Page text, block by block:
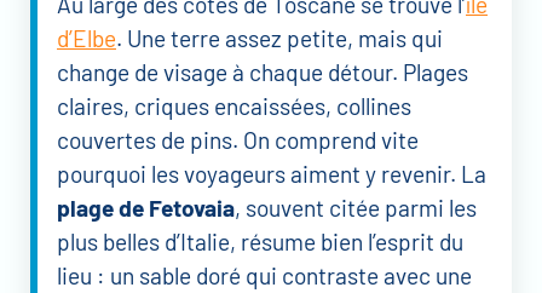
d’Elbe. Une terre assez petite, mais qui
change de visage à chaque détour. Plages
claires, criques encaissées, collines
couvertes de pins. On comprend vite
pourquoi les voyageurs aiment y revenir. La
plage de Fetovaia, souvent citée parmi les
plus belles d’Italie, résume bien l’esprit du
lieu : un sable doré qui contraste avec une